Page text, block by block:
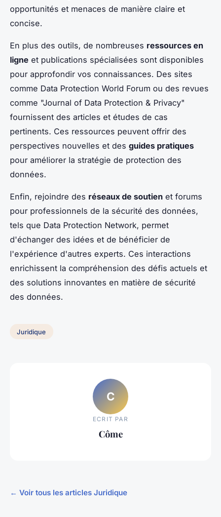
opportunités et menaces de manière claire et
concise.
En plus des outils, de nombreuses ressources en
ligne et publications spécialisées sont disponibles
pour approfondir vos connaissances. Des sites
comme Data Protection World Forum ou des revues
comme "Journal of Data Protection & Privacy"
fournissent des articles et études de cas
pertinents. Ces ressources peuvent offrir des
perspectives nouvelles et des guides pratiques
pour améliorer la stratégie de protection des
données.
Enfin, rejoindre des réseaux de soutien et forums
pour professionnels de la sécurité des données,
tels que Data Protection Network, permet
d'échanger des idées et de bénéficier de
l'expérience d'autres experts. Ces interactions
enrichissent la compréhension des défis actuels et
des solutions innovantes en matière de sécurité
des données.
Juridique
C
ECRIT PAR
Côme
← Voir tous les articles Juridique